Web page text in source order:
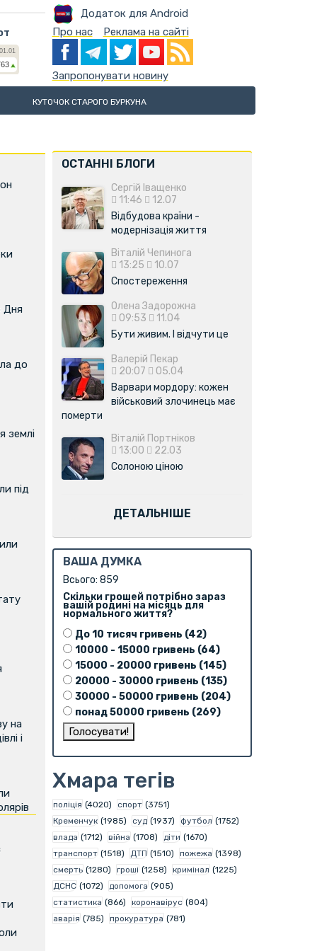
Додаток для Android
Про нас Реклама на сайті
Запропонувати новину
КУТОЧОК СТАРОГО БУРКУНА
Дня
до
землі
під
на
і
ОСТАННІ БЛОГИ
Сергій Іващенко
11:46
12.07
Відбудова країни -
модернізація життя
Віталій Чепинога
13:25
10.07
Спостереження
Олена Задорожна
09:53
11.04
Бути живим. І відчути це
Валерій Пекар
20:07
05.04
Варвари мордору: кожен
військовий злочинець має
померти
Віталій Портніков
13:00
22.03
Солоною ціною
ДЕТАЛЬНІШЕ
ВАША ДУМКА
Всього: 859
Скільки грошей потрібно зараз
вашій родині на місяць для
нормального життя?
До 10 тисяч гривень (42)
10000 - 15000 гривень (64)
15000 - 20000 гривень (145)
20000 - 30000 гривень (135)
30000 - 50000 гривень (204)
понад 50000 гривень (269)
Хмара тегів
поліція (4020) спорт (3751)
Кременчук (1985) суд (1937) футбол (1752)
влада (1712) війна (1708) діти (1670)
транспорт (1518) ДТП (1510) пожежа (1398)
смерть (1280) гроші (1258) кримінал (1225)
ДСНС (1072) допомога (905)
статистика (866) коронавірус (804)
аварія (785) прокуратура (781)